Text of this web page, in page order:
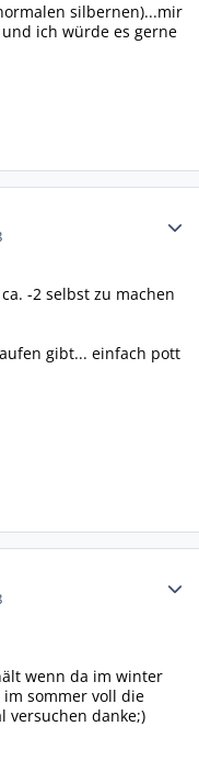
silbernen)...mir
ich würde es gerne
-2 selbst zu machen
gibt... einfach pott
wenn da im winter
sommer voll die
versuchen danke;)